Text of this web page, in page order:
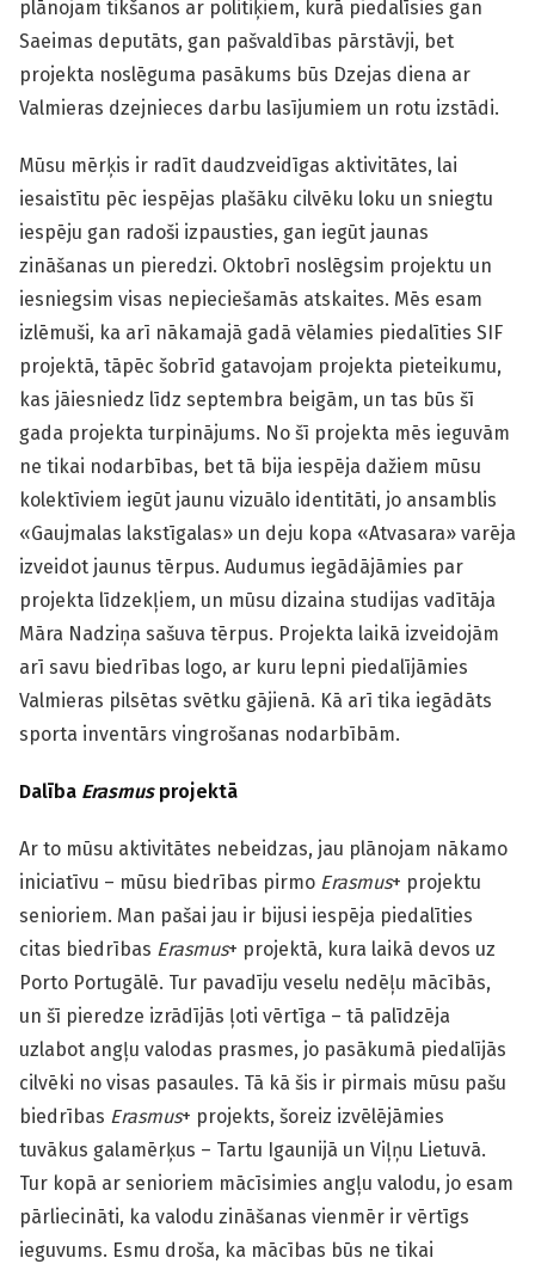
plānojam tikšanos ar politiķiem, kurā piedalīsies gan
Saeimas deputāts, gan pašvaldības pārstāvji, bet
projekta noslēguma pasākums būs Dzejas diena ar
Valmieras dzejnieces darbu lasījumiem un rotu izstādi.
Mūsu mērķis ir radīt daudzveidīgas aktivitātes, lai
iesaistītu pēc iespējas plašāku cilvēku loku un sniegtu
iespēju gan radoši izpausties, gan iegūt jaunas
zināšanas un pieredzi. Oktobrī noslēgsim projektu un
iesniegsim visas nepieciešamās atskaites. Mēs esam
izlēmuši, ka arī nākamajā gadā vēlamies piedalīties SIF
projektā, tāpēc šobrīd gatavojam projekta pieteikumu,
kas jāiesniedz līdz septembra beigām, un tas būs šī
gada projekta turpinājums. No šī projekta mēs ieguvām
ne tikai nodarbības, bet tā bija iespēja dažiem mūsu
kolektīviem iegūt jaunu vizuālo identitāti, jo ansamblis
«Gaujmalas lakstīgalas» un deju kopa «Atvasara» varēja
izveidot jaunus tērpus. Audumus iegādājāmies par
projekta līdzekļiem, un mūsu dizaina studijas vadītāja
Māra Nadziņa sašuva tērpus. Projekta laikā izveidojām
arī savu biedrības logo, ar kuru lepni piedalījāmies
Valmieras pilsētas svētku gājienā. Kā arī tika iegādāts
sporta inventārs vingrošanas nodarbībām.
Dalība Erasmus projektā
Ar to mūsu aktivitātes nebeidzas, jau plānojam nākamo
iniciatīvu – mūsu biedrības pirmo Erasmus+ projektu
senioriem. Man pašai jau ir bijusi iespēja piedalīties
citas biedrības Erasmus+ projektā, kura laikā devos uz
Porto Portugālē. Tur pavadīju veselu nedēļu mācībās,
un šī pieredze izrādījās ļoti vērtīga – tā palīdzēja
uzlabot angļu valodas prasmes, jo pasākumā piedalījās
cilvēki no visas pasaules. Tā kā šis ir pirmais mūsu pašu
biedrības Erasmus+ projekts, šoreiz izvēlējāmies
tuvākus galamērķus – Tartu Igaunijā un Viļņu Lietuvā.
Tur kopā ar senioriem mācīsimies angļu valodu, jo esam
pārliecināti, ka valodu zināšanas vienmēr ir vērtīgs
ieguvums. Esmu droša, ka mācības būs ne tikai